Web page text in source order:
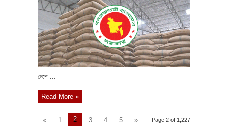
দেশে ...
Read More »
Page 2 of 1,227
« 1 2 3 4 5
»